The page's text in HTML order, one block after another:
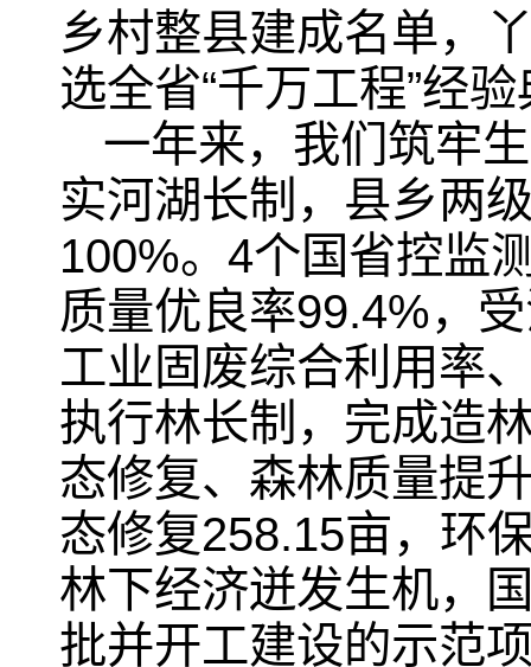
乡村整县建成名单，
选全省“千万工程”经
一年来，我们筑牢
实河湖长制，县乡两
100%。4个国省控监
质量优良率99.4%，
工业固废综合利用率
执行林长制，完成造
态修复、森林质量提
态修复258.15亩，环
林下经济迸发生机，
批并开工建设的示范